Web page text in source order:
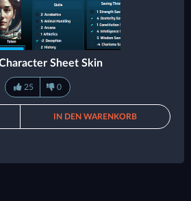
Sheet Skin
25 0
IN DEN WARENKORB